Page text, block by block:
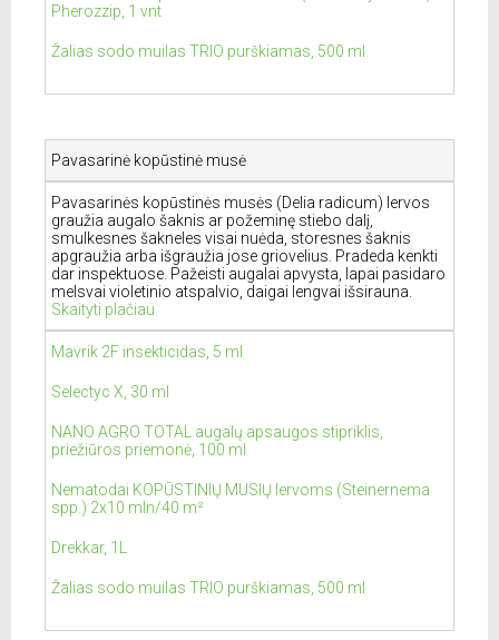
Pherozzip, 1 vnt
Žalias sodo muilas TRIO purškiamas, 500 ml
Pavasarinė kopūstinė musė
Pavasarinės kopūstinės musės (Delia radicum) lervos
graužia augalo šaknis ar požeminę stiebo dalį,
smulkesnes šakneles visai nuėda, storesnes šaknis
apgraužia arba išgraužia jose griovelius. Pradeda kenkti
dar inspektuose. Pažeisti augalai apvysta, lapai pasidaro
melsvai violetinio atspalvio, daigai lengvai išsirauna.
Skaityti plačiau
Mavrik 2F insekticidas, 5 ml
Selectyc X, 30 ml
NANO AGRO TOTAL augalų apsaugos stipriklis,
priežiūros priemonė, 100 ml
Nematodai KOPŪSTINIŲ MUSIŲ lervoms (Steinernema
spp.) 2x10 mln/40 m²
Drekkar, 1L
Žalias sodo muilas TRIO purškiamas, 500 ml